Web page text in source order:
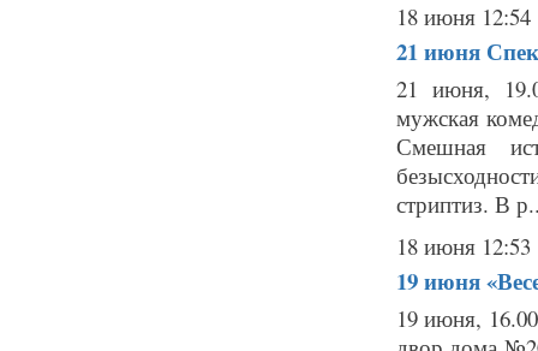
18 июня 12:54
21 июня
21 июня,
мужская
Смешная
стриптиз. В
18 июня 12:53
19 июня
19 июня,